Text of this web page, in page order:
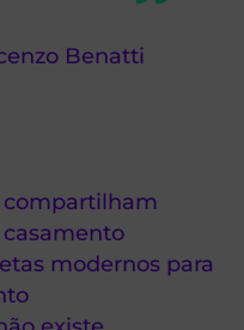
Benatti
compartilham
casamento
modernos para